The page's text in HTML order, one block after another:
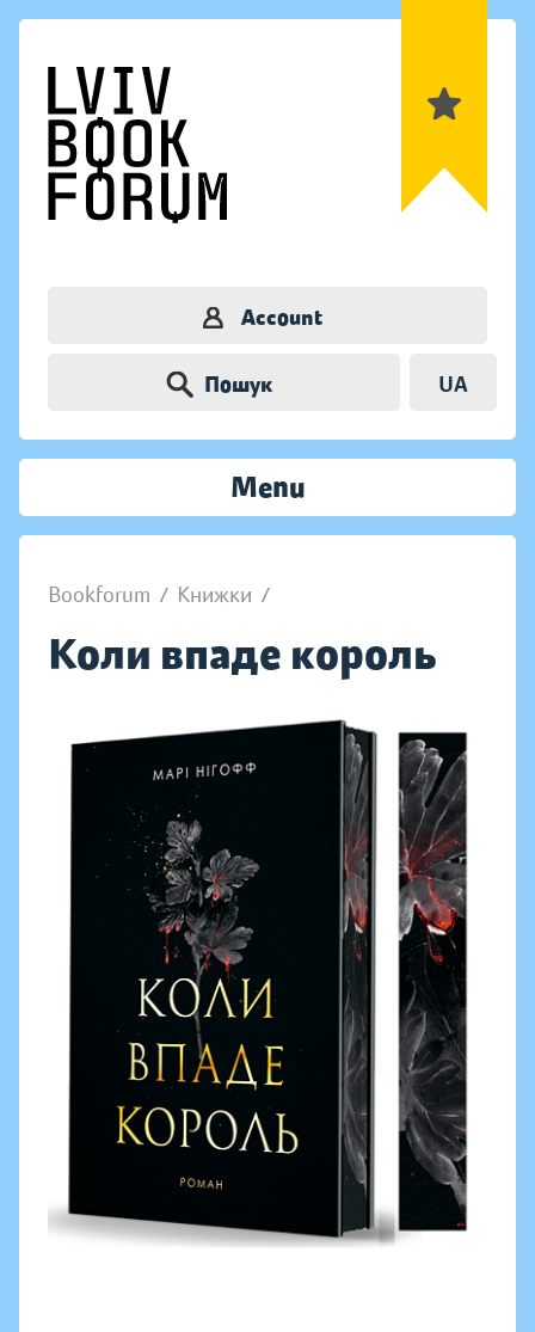
Account
Пошук UA
Menu
Bookforum / Книжки /
Коли впаде король